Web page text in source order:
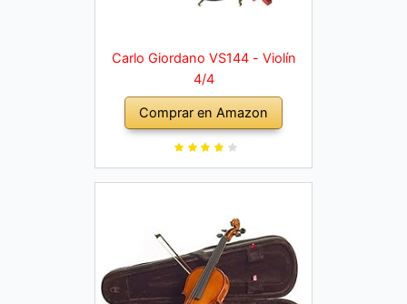
Carlo Giordano VS144 - Violín
4/4
Comprar en Amazon